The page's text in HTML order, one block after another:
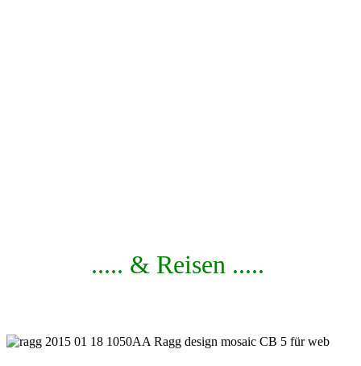
..... & Reisen .....